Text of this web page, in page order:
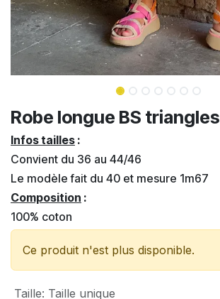
Robe longue BS triangles
Infos tailles :
Convient du 36 au 44/46
Le modèle fait du 40 et mesure 1m67
Composition :
100% coton
Ce produit n'est plus disponible.
Taille: Taille unique